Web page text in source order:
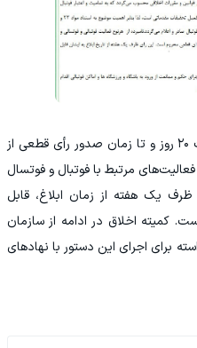
بر اساس این حکم، داداش‌زاده به مدت ۲۰ روز و تا زمان صدور رأی قطعی از
مرتبط با فوتبال و فوتسال
یک هفته از زمان ابلاغ، قابل
کمیته اخلاق در ادامه از سازمان
برای اجرای این دستور با نهادهای